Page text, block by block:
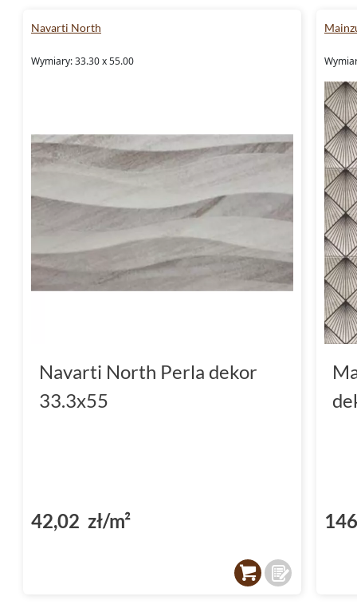
Navarti North
Wymiary: 33.30 x 55.00
Navarti North Perla dekor
33.3x55
42,02 zł/m²